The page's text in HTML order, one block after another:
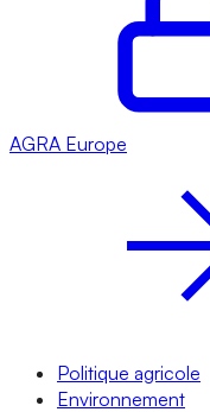
AGRA Europe
Politique agricole
Environnement